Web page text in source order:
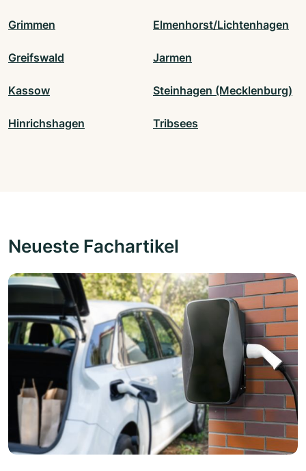
Grimmen Elmenhorst/Lichtenhagen
Greifswald Jarmen
Kassow Steinhagen (Mecklenburg)
Hinrichshagen Tribsees
Neueste Fachartikel